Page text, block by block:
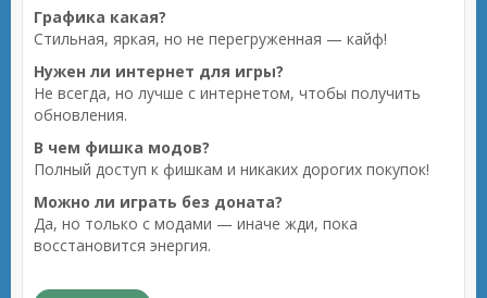
Графика какая?
Стильная, яркая, но не перегруженная — кайф!
Нужен ли интернет для игры?
Не всегда, но лучше с интернетом, чтобы получить
обновления.
В чем фишка модов?
Полный доступ к фишкам и никаких дорогих покупок!
Можно ли играть без доната?
Да, но только с модами — иначе жди, пока
восстановится энергия.